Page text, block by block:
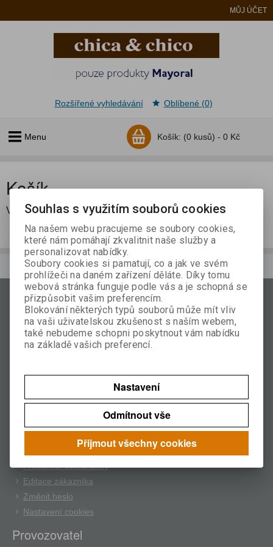
MŮJ ÚČET
Menu Košík: (0 kusů) - 0 Kč
Rozšířené vyhledávání Oblíbené (0)
Košík
V košíku nejsou žádné položky
Zákaznický servis
O značce
Doprava a platba
Kontakt
Reklamační podmínky
Oblíbené položky
Předchozí objednávky
Editace zákazníka
Změnit heslo
Nastavení cookies
Provozovatel
Souhlas s využitím souborů cookies
Na našem webu pracujeme se soubory cookies,
které nám pomáhají zkvalitnit naše služby a
personalizovat nabídky.
Soubory cookies si pamatují, co a jak ve svém
prohlížeči na daném zařízení děláte. Díky tomu
webová stránka funguje podle vás a je schopná se
přizpůsobit vašim preferencím.
Blokování některých typů souborů může mít vliv
na vaši uživatelskou zkušenost s naším webem,
také nebudeme schopni poskytnout vám nabídku
na základě vašich preferencí.
Nastavení
Odmítnout vše
Přijmout všechny cookies